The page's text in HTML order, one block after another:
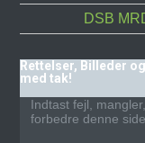
DSB
Rettelser, Billeder
med tak!